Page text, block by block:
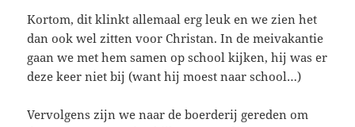
Kortom, dit klinkt allemaal erg leuk en we zien het
dan ook wel zitten voor Christan. In de meivakantie
gaan we met hem samen op school kijken, hij was er
deze keer niet bij (want hij moest naar school…)
Vervolgens zijn we naar de boerderij gereden om